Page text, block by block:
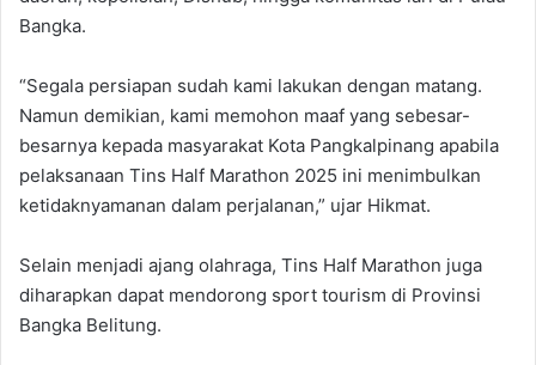
Bangka.
“Segala persiapan sudah kami lakukan dengan matang.
Namun demikian, kami memohon maaf yang sebesar-
besarnya kepada masyarakat Kota Pangkalpinang apabila
pelaksanaan Tins Half Marathon 2025 ini menimbulkan
ketidaknyamanan dalam perjalanan,” ujar Hikmat.
Selain menjadi ajang olahraga, Tins Half Marathon juga
diharapkan dapat mendorong sport tourism di Provinsi
Bangka Belitung.